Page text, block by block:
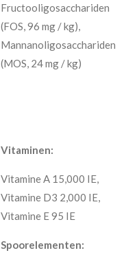
Fructooligosacchariden
(FOS, 96 mg / kg),
Mannanoligosacchariden
(MOS, 24 mg / kg)
Vitaminen:
Vitamine A 15,000 IE,
Vitamine D3 2,000 IE,
Vitamine E 95 IE
Spoorelementen: